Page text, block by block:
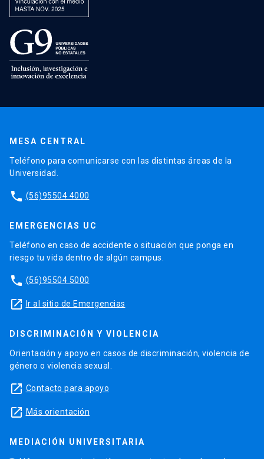
MESA CENTRAL
Teléfono para comunicarse con las distintas áreas de la
Universidad.
phone (56)95504 4000
EMERGENCIAS UC
Teléfono en caso de accidente o situación que ponga en
riesgo tu vida dentro de algún campus.
phone (56)95504 5000
launch Ir al sitio de Emergencias
DISCRIMINACIÓN Y VIOLENCIA
Orientación y apoyo en casos de discriminación, violencia de
género o violencia sexual.
launch Contacto para apoyo
launch Más orientación
MEDIACIÓN UNIVERSITARIA